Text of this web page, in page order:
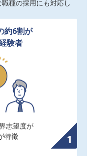
種の採用にも対応し
約6割が
験者
志望度が
特徴